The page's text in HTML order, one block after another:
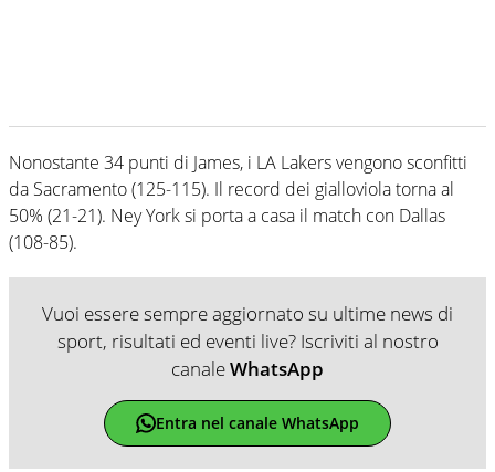
Nonostante 34 punti di James, i LA Lakers vengono sconfitti
da Sacramento (125-115). Il record dei gialloviola torna al
50% (21-21). Ney York si porta a casa il match con Dallas
(108-85).
Vuoi essere sempre aggiornato su ultime news di
sport, risultati ed eventi live? Iscriviti al nostro
canaleWhatsApp
Entra nel canale WhatsApp